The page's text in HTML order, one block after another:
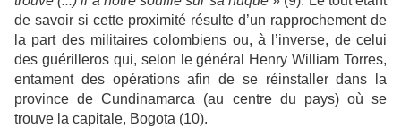
de savoir si cette proximité résulte d’un rapprochement de
la part des militaires colombiens ou, à l’inverse, de celui
des guérilleros qui, selon le général Henry William Torres,
entament des opérations afin de se réinstaller dans la
province de Cundinamarca (au centre du pays) où se
trouve la capitale, Bogota (10).